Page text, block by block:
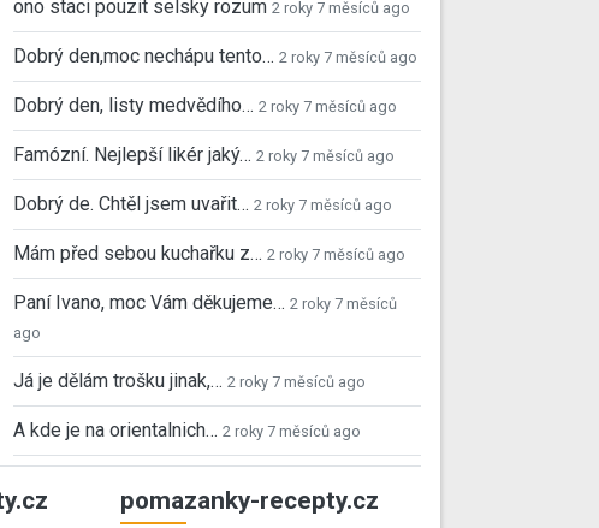
ono staci pouzit selsky rozum 2 roky 7 měsíců ago
Dobrý den,moc nechápu tento… 2 roky 7 měsíců ago
Dobrý den, listy medvědího… 2 roky 7 měsíců ago
Famózní. Nejlepší likér jaký… 2 roky 7 měsíců ago
Dobrý de. Chtěl jsem uvařit… 2 roky 7 měsíců ago
Mám před sebou kuchařku z… 2 roky 7 měsíců ago
Paní Ivano, moc Vám děkujeme… 2 roky 7 měsíců
ago
Já je dělám trošku jinak,… 2 roky 7 měsíců ago
A kde je na orientalnich… 2 roky 7 měsíců ago
pomazanky-recepty.cz